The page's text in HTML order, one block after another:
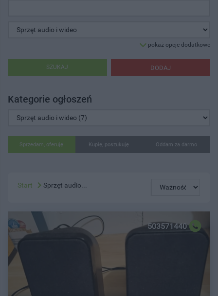
pokaż opcje dodatkowe
DODAJ
SZUKAJ
Kategorie ogłoszeń
Sprzedam, oferuję Kupię, poszukuję Oddam za darmo
Start Sprzęt audio...
503571440